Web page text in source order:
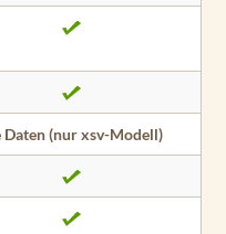
(nur xsv-Modell)